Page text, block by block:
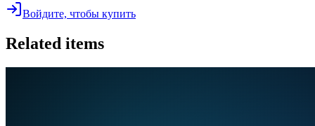
Войдите, чтобы купить
Related items